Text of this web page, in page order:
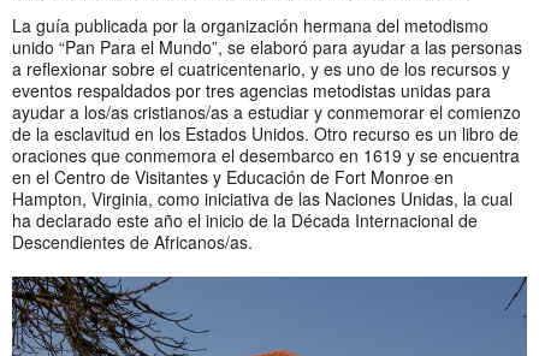
La guía publicada por la organización hermana del metodismo
unido “Pan Para el Mundo”, se elaboró para ayudar a las personas
a reflexionar sobre el cuatricentenario, y es uno de los recursos y
eventos respaldados por tres agencias metodistas unidas para
ayudar a los/as cristianos/as a estudiar y conmemorar el comienzo
de la esclavitud en los Estados Unidos. Otro recurso es un libro de
oraciones que conmemora el desembarco en 1619 y se encuentra
en el Centro de Visitantes y Educación de Fort Monroe en
Hampton, Virginia, como iniciativa de las Naciones Unidas, la cual
ha declarado este año el inicio de la Década Internacional de
Descendientes de Africanos/as.